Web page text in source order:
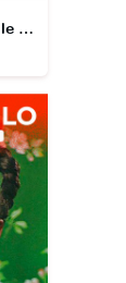
La marine est dans le lac